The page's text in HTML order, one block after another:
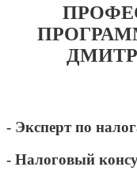
- Эксперт по
- Налоговый